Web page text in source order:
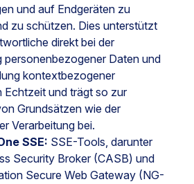
und auf Endgeräten zu
zu schützen. Dies unterstützt
direkt bei der
personenbezogener Daten und
kontextbezogener
Echtzeit und trägt so zur
Grundsätzen wie der
Verarbeitung bei.
SSE: SSE-Tools, darunter
Security Broker (CASB) und
Secure Web Gateway (NG-